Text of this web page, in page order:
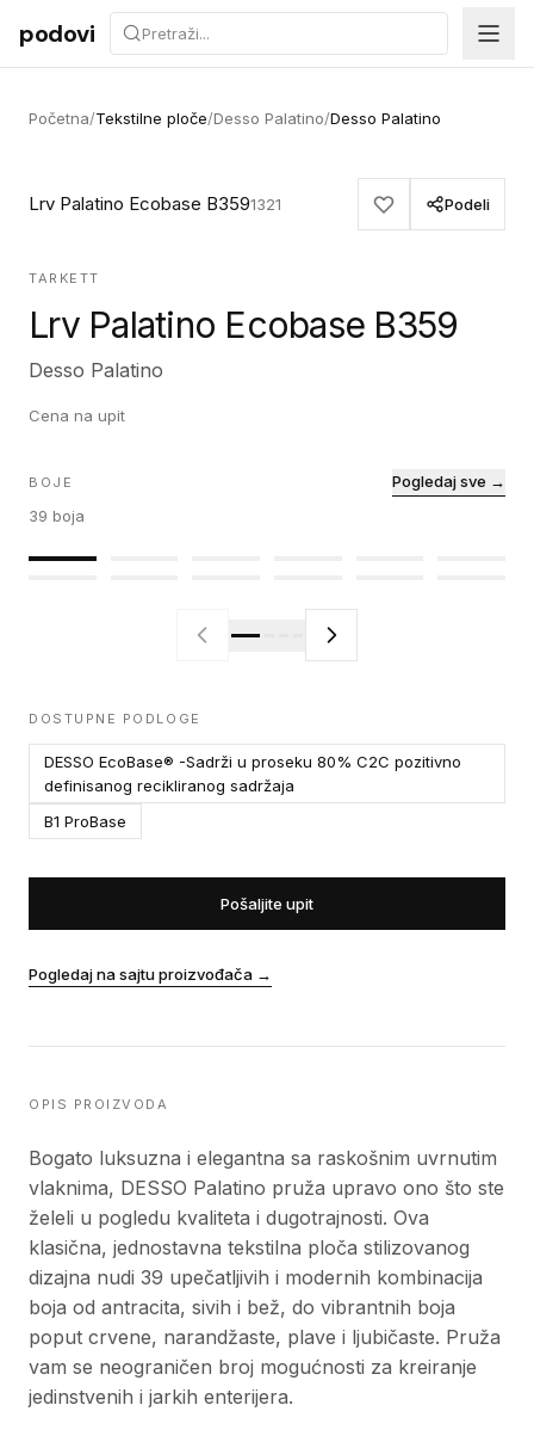
Preskoči na sadržaj
podovi
Početna/Tekstilne ploče/Desso Palatino/Desso Palatino
Lrv Palatino Ecobase B3591321 Podeli
TARKETT
Lrv Palatino Ecobase B359
Desso Palatino
Cena na upit
BOJE
39 boja
Pogledaj sve →
DOSTUPNE PODLOGE
DESSO EcoBase® -Sadrži u proseku 80% C2C pozitivno
definisanog recikliranog sadržaja
B1 ProBase
Pošaljite upit
Pogledaj na sajtu proizvođača →
OPIS PROIZVODA
Bogato luksuzna i elegantna sa raskošnim uvrnutim
vlaknima, DESSO Palatino pruža upravo ono što ste
želeli u pogledu kvaliteta i dugotrajnosti. Ova
klasična, jednostavna tekstilna ploča stilizovanog
dizajna nudi 39 upečatljivih i modernih kombinacija
boja od antracita, sivih i bež, do vibrantnih boja
poput crvene, narandžaste, plave i ljubičaste. Pruža
vam se neograničen broj mogućnosti za kreiranje
jedinstvenih i jarkih enterijera.